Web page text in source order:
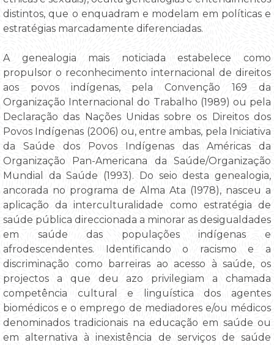
distintos, que o enquadram e modelam em políticas e
estratégias marcadamente diferenciadas.
A genealogia mais noticiada estabelece como
propulsor o reconhecimento internacional de direitos
aos povos indígenas, pela Convenção 169 da
Organização Internacional do Trabalho (1989) ou pela
Declaração das Nações Unidas sobre os Direitos dos
Povos Indígenas (2006) ou, entre ambas, pela Iniciativa
da Saúde dos Povos Indígenas das Américas da
Organização Pan-Americana da Saúde/Organização
Mundial da Saúde (1993). Do seio desta genealogia,
ancorada no programa de Alma Ata (1978), nasceu a
aplicação da interculturalidade como estratégia de
saúde pública direccionada a minorar as desigualdades
em saúde das populações indígenas e
afrodescendentes. Identificando o racismo e a
discriminação como barreiras ao acesso à saúde, os
projectos a que deu azo privilegiam a chamada
competência cultural e linguística dos agentes
biomédicos e o emprego de mediadores e/ou médicos
denominados tradicionais na educação em saúde ou
em alternativa à inexistência de serviços de saúde